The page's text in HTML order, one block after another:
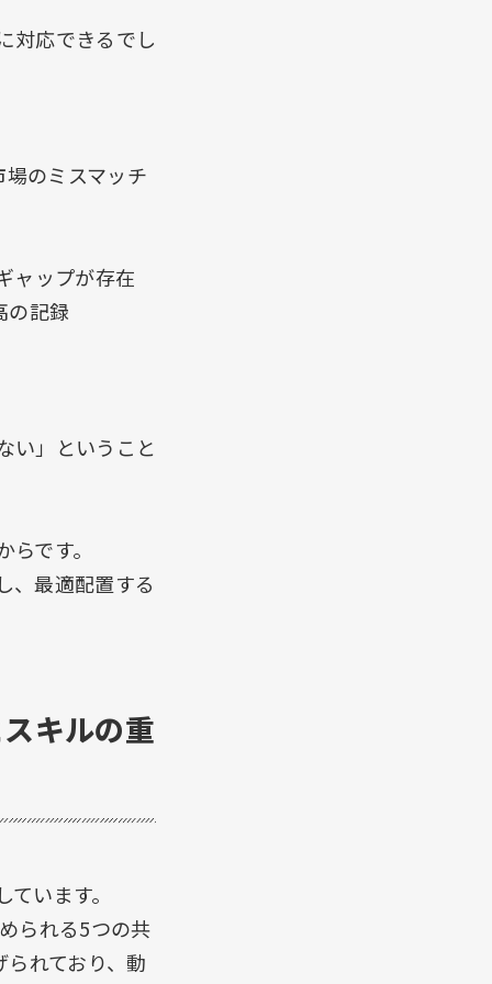
対応できるでし
のミスマッチ
ャップが存在
の記録
い」ということ
です。
、最適配置する
キルの重
います。
られる5つの共
れており、動